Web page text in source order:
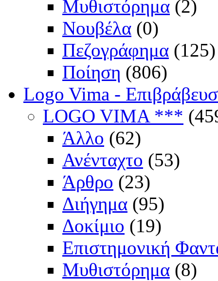
Μυθιστόρημα (2)
Νουβέλα (0)
Πεζογράφημα (125)
Ποίηση (806)
Logo Vima -
LOGO VIMA ***
Άλλο (62)
Ανένταχτο (53)
Άρθρο (23)
Διήγημα (95)
Δοκίμιο (19)
Επιστημονική
Μυθιστόρημα (8)